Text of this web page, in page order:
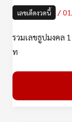
เลขเด็ดงวดนี้ /
รวมเลขธูปมงคล
ท